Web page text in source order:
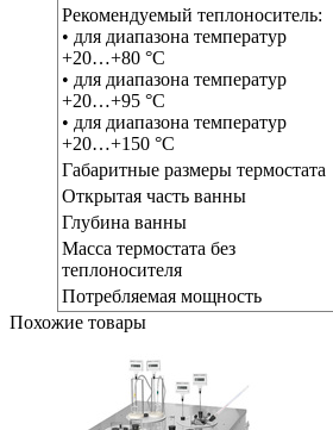
Рекомендуемый теплоноситель:
• для диапазона температур
+20…+80 °С
• для диапазона температур
+20…+95 °С
• для диапазона температур
+20…+150 °С
Габаритные размеры термостата
Открытая часть ванны
Глубина ванны
Масса термостата без
теплоносителя
Потребляемая мощность
Похожие товары